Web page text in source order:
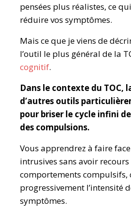
pensées plus réalistes, ce
réduire vos symptômes.
Mais ce que je viens de
l’outil le plus général de la
cognitif.
Dans le contexte du TOC,
d’autres outils
pour briser le cycle infini
des compulsions.
Vous apprendrez à faire face
intrusives sans avoir recours
comportements compulsifs,
progressivement l’intensité
symptômes.